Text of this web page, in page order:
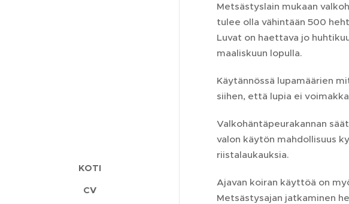
KOTI
CV
Metsästyslain mukaan
tulee olla vähintään 500
Luvat on haettava jo
maaliskuun lopulla.
Käytännössä lupamäärien
siihen, että lupia ei
Valkohäntäpeurakannan
valon käytön mahdollisuus
riistalaukauksia.
Ajavan koiran käyttöä on
Metsästysajan jatkaminen